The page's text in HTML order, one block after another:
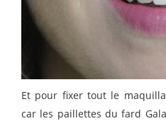
Et pour fixer tout le
car les paillettes du fard